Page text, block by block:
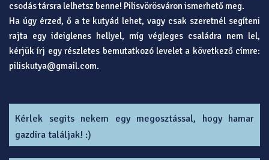
csodás társra lelhetsz benne! Pilisvörösváron ismerhető meg.
Ha úgy érzed, ő a te kutyád lehet, vagy csak szeretnél segíteni
rajta egy ideiglenes hellyel, míg végleges családra nem lel,
kérjük írj egy részletes bemutatkozó levelet a következő címre:
piliskutya@gmail.com.
Kérlek segits nekem egy megosztással, hogy hamar
gazdira találjak! :)